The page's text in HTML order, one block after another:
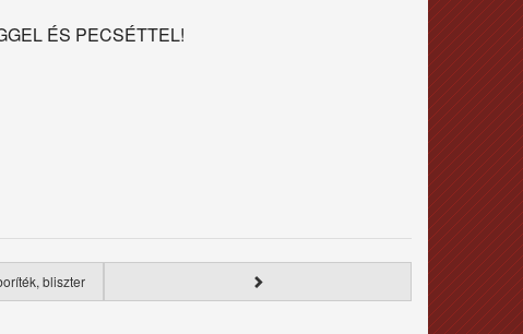
ÉS PECSÉTTEL!
bliszter